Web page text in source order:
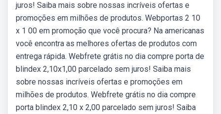
juros! Saiba mais sobre nossas incríveis ofertas e
promoções em milhões de produtos. Webportas 2 10
x 1 00 em promoção que você procura? Na americanas
você encontra as melhores ofertas de produtos com
entrega rápida. Webfrete grátis no dia compre porta de
blindex 2,10x1,00 parcelado sem juros! Saiba mais
sobre nossas incríveis ofertas e promoções em
milhões de produtos. Webfrete grátis no dia compre
porta blindex 2,10 x 2,00 parcelado sem juros! Saiba